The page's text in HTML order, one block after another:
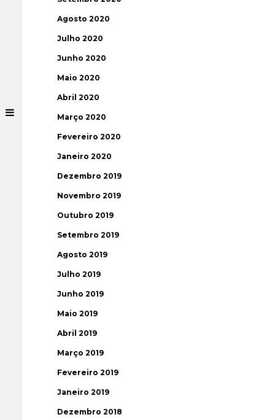
Agosto 2020
Julho 2020
Junho 2020
Maio 2020
Abril 2020
Março 2020
Fevereiro 2020
Janeiro 2020
Dezembro 2019
Novembro 2019
Outubro 2019
Setembro 2019
Agosto 2019
Julho 2019
Junho 2019
Maio 2019
Abril 2019
Março 2019
Fevereiro 2019
Janeiro 2019
Dezembro 2018